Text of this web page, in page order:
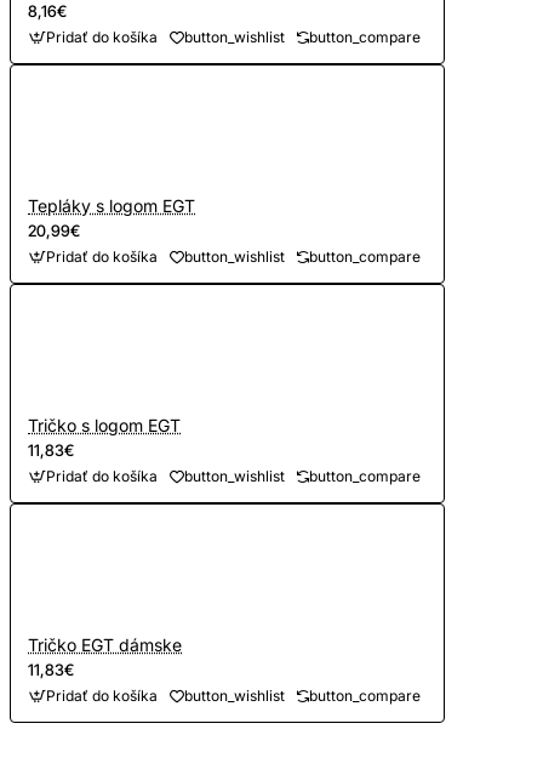
8,16€
Pridať do košíka button_wishlist button_compare
Tepláky s logom EGT
20,99€
Pridať do košíka button_wishlist button_compare
Tričko s logom EGT
11,83€
Pridať do košíka button_wishlist button_compare
Tričko EGT dámske
11,83€
Pridať do košíka button_wishlist button_compare